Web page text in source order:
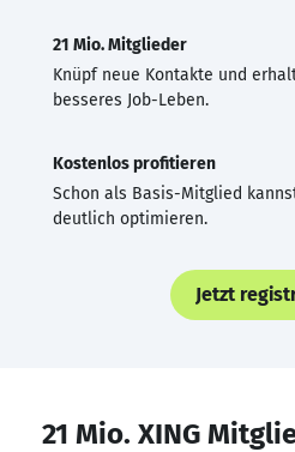
21 Mio. Mitglieder
Knüpf neue Kontakte und
besseres Job-Leben.
Kostenlos profitieren
Schon als Basis-Mitglied
deutlich optimieren.
Jetzt
21 Mio. XING